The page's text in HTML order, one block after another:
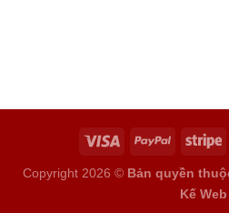
Copyright 2026 © Bản quyền
Kế Web